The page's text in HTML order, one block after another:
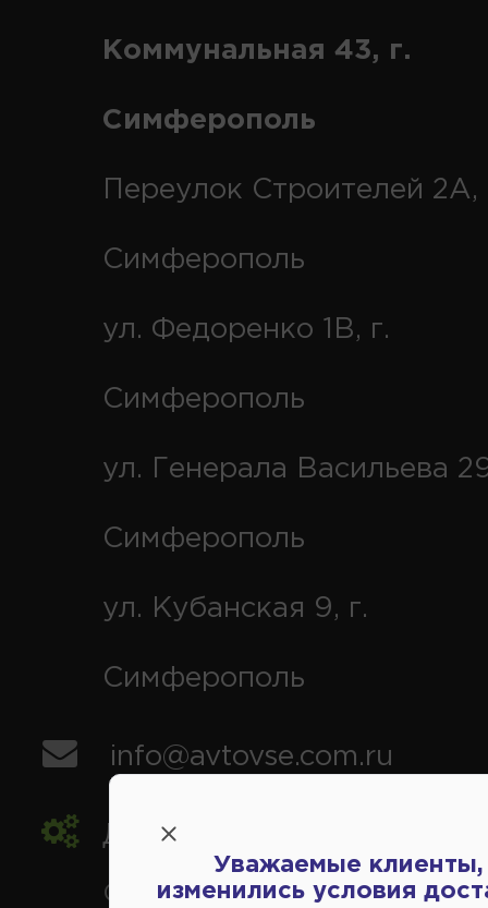
Коммунальная 43, г.
Симферополь
Переулок Строителей 2А,
Симферополь
ул. Федоренко 1В, г.
Симферополь
ул. Генерала Васильева
Симферополь
ул. Кубанская 9, г.
Симферополь
info@avtovse.com.ru
Доставка автозапчастей
Симферополь и районы,
Уважаемые клиенты,
изменились условия